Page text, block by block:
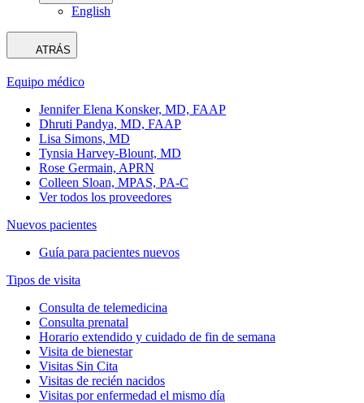
English
ATRÁS
Equipo médico
Jennifer Elena Konsker, MD, FAAP
Dhruti Pandya, MD, FAAP
Lisa Simons, MD
Tynsia Harvey-Blount, MD
Rose Germain, APRN
Colleen Sloan, MPAS, PA-C
Ver todos los proveedores
Nuevos pacientes
Guía para pacientes nuevos
Tipos de visita
Consulta de telemedicina
Consulta prenatal
Horario extendido y cuidado de fin de semana
Visita de bienestar
Visitas Sin Cita
Visitas de recién nacidos
Visitas por enfermedad el mismo día